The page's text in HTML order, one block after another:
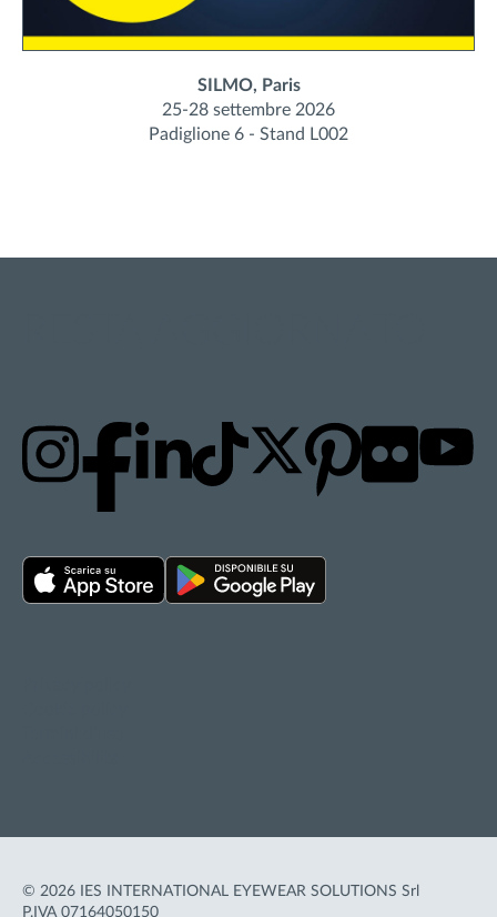
SILMO, Paris
25-28 settembre 2026
Padiglione 6 - Stand L002
© 2026 IES INTERNATIONAL EYEWEAR SOLUTIONS Srl
P.IVA 07164050150